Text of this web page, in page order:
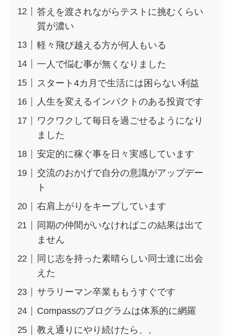
答えを渡されながらテストに挑むくらい
質が濃い
軽々飛び越える方が何人もいる
一人で悩む事が無くなりました
スタート4カ月で生活には困らない利益
人生を変えるインパクトのある投資です
ワクワクして毎日を過ごせるようになり
ました
安定的に稼ぐ事を日々実感しています
交流のおかげで自分の意識がアップデー
ト
右肩上がりをキープしています
同期の仲間がいなければこの結果は出て
ません
同じ志を持った素晴らしい同士達に出会
えた
サラリーマン卒業ももうすぐです
Compassのプログラムは体系的に網羅
教え通りにやり続けたら、、